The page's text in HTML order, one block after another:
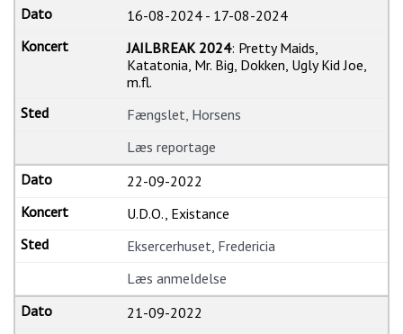
16-08-2024 - 17-08-2024
JAILBREAK 2024: Pretty Maids,
Katatonia, Mr. Big, Dokken, Ugly Kid Joe,
m.fl.
Fængslet, Horsens
Læs reportage
22-09-2022
U.D.O., Existance
Eksercerhuset, Fredericia
Læs anmeldelse
21-09-2022